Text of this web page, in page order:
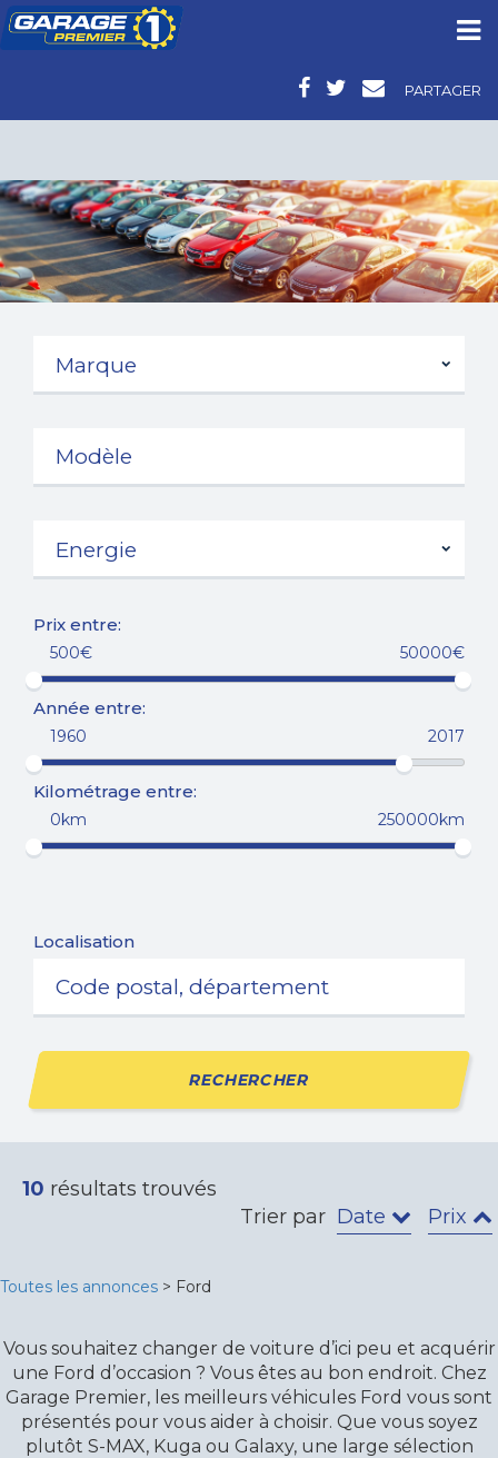
PARTAGER
Prix entre:
500€ 50000€
Année entre:
1960 2017
Kilométrage entre:
0km 250000km
Localisation
RECHERCHER
10 résultats trouvés
Trier par Date Prix
Toutes les annonces > Ford
Vous souhaitez changer de voiture d’ici peu et acquérir
une Ford d’occasion ? Vous êtes au bon endroit. Chez
Garage Premier, les meilleurs véhicules Ford vous sont
présentés pour vous aider à choisir. Que vous soyez
plutôt S-MAX, Kuga ou Galaxy, une large sélection